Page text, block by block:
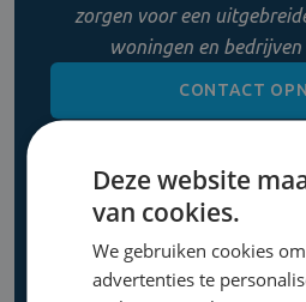
zorgen voor een
woningen en
CONTACT
0800 11
Deze website
van cookies.
We gebruiken cookies
advertenties te